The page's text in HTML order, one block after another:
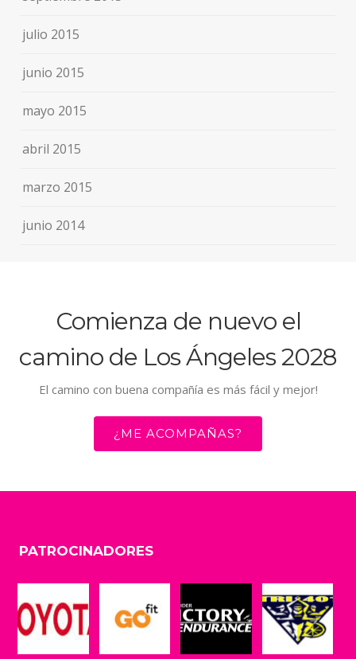
julio 2015
junio 2015
mayo 2015
abril 2015
marzo 2015
junio 2014
Comienza de nuevo el
camino de Los Ángeles 2028
El camino con buena compañía es más fácil y mejor!
¿ME ACOMPAÑAS?
PATROCINADORES